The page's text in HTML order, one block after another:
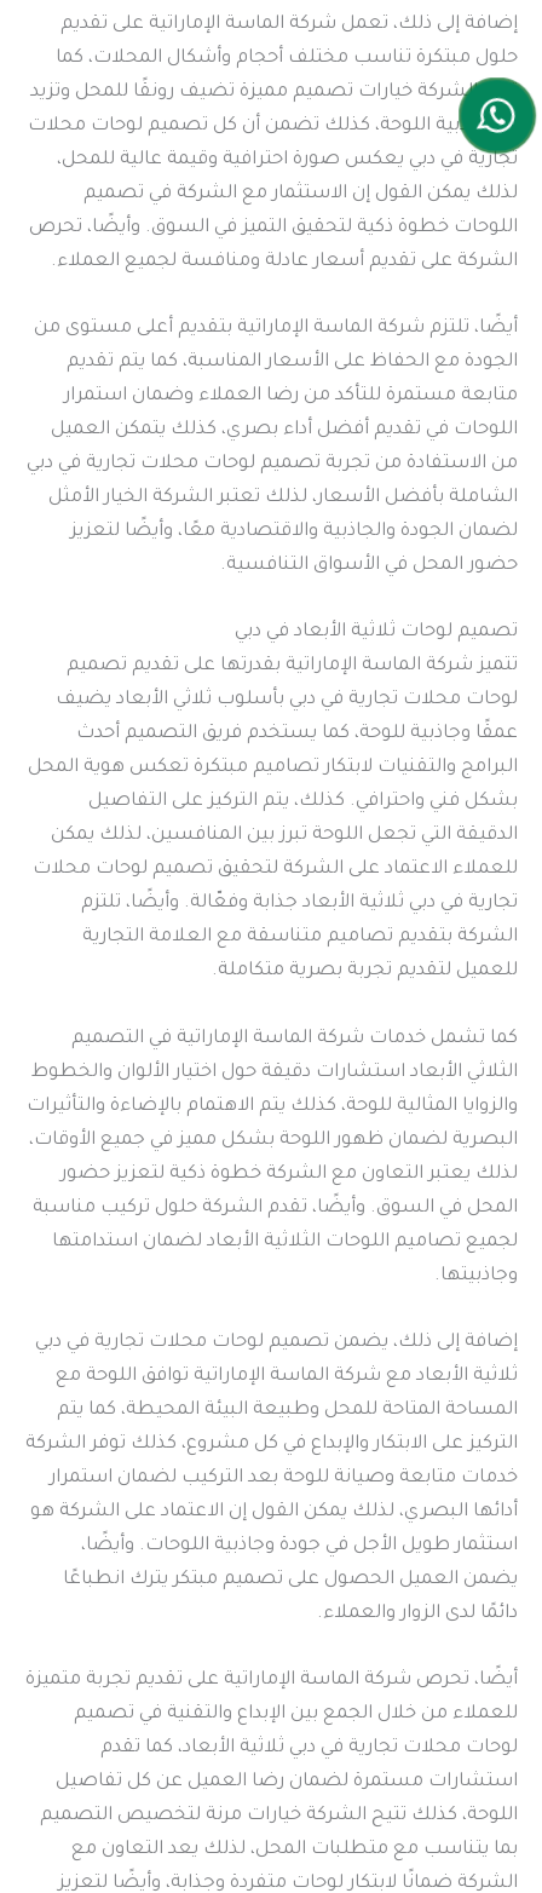
إضافة إلى ذلك، تعمل شركة الماسة الإماراتية على تقديم
حلول مبتكرة تناسب مختلف أحجام وأشكال المحلات، كما
توفر الشركة خيارات تصميم مميزة تضيف رونقًا للمحل وتزيد
من جاذبية اللوحة، كذلك تضمن أن كل تصميم لوحات محلات
تجارية في دبي يعكس صورة احترافية وقيمة عالية للمحل،
لذلك يمكن القول إن الاستثمار مع الشركة في تصميم
اللوحات خطوة ذكية لتحقيق التميز في السوق. وأيضًا، تحرص
الشركة على تقديم أسعار عادلة ومنافسة لجميع العملاء.
أيضًا، تلتزم شركة الماسة الإماراتية بتقديم أعلى مستوى من
الجودة مع الحفاظ على الأسعار المناسبة، كما يتم تقديم
متابعة مستمرة للتأكد من رضا العملاء وضمان استمرار
اللوحات في تقديم أفضل أداء بصري، كذلك يتمكن العميل
من الاستفادة من تجربة تصميم لوحات محلات تجارية في دبي
الشاملة بأفضل الأسعار، لذلك تعتبر الشركة الخيار الأمثل
لضمان الجودة والجاذبية والاقتصادية معًا، وأيضًا لتعزيز
حضور المحل في الأسواق التنافسية.
تصميم لوحات ثلاثية الأبعاد في دبي
تتميز شركة الماسة الإماراتية بقدرتها على تقديم تصميم
لوحات محلات تجارية في دبي بأسلوب ثلاثي الأبعاد يضيف
عمقًا وجاذبية للوحة، كما يستخدم فريق التصميم أحدث
البرامج والتقنيات لابتكار تصاميم مبتكرة تعكس هوية المحل
بشكل فني واحترافي. كذلك، يتم التركيز على التفاصيل
الدقيقة التي تجعل اللوحة تبرز بين المنافسين، لذلك يمكن
للعملاء الاعتماد على الشركة لتحقيق تصميم لوحات محلات
تجارية في دبي ثلاثية الأبعاد جذابة وفعّالة. وأيضًا، تلتزم
الشركة بتقديم تصاميم متناسقة مع العلامة التجارية
للعميل لتقديم تجربة بصرية متكاملة.
كما تشمل خدمات شركة الماسة الإماراتية في التصميم
الثلاثي الأبعاد استشارات دقيقة حول اختيار الألوان والخطوط
والزوايا المثالية للوحة، كذلك يتم الاهتمام بالإضاءة والتأثيرات
البصرية لضمان ظهور اللوحة بشكل مميز في جميع الأوقات،
لذلك يعتبر التعاون مع الشركة خطوة ذكية لتعزيز حضور
المحل في السوق. وأيضًا، تقدم الشركة حلول تركيب مناسبة
لجميع تصاميم اللوحات الثلاثية الأبعاد لضمان استدامتها
وجاذبيتها.
إضافة إلى ذلك، يضمن تصميم لوحات محلات تجارية في دبي
ثلاثية الأبعاد مع شركة الماسة الإماراتية توافق اللوحة مع
المساحة المتاحة للمحل وطبيعة البيئة المحيطة، كما يتم
التركيز على الابتكار والإبداع في كل مشروع، كذلك توفر الشركة
خدمات متابعة وصيانة للوحة بعد التركيب لضمان استمرار
أدائها البصري، لذلك يمكن القول إن الاعتماد على الشركة هو
استثمار طويل الأجل في جودة وجاذبية اللوحات. وأيضًا،
يضمن العميل الحصول على تصميم مبتكر يترك انطباعًا
دائمًا لدى الزوار والعملاء.
أيضًا، تحرص شركة الماسة الإماراتية على تقديم تجربة متميزة
للعملاء من خلال الجمع بين الإبداع والتقنية في تصميم
لوحات محلات تجارية في دبي ثلاثية الأبعاد، كما تقدم
استشارات مستمرة لضمان رضا العميل عن كل تفاصيل
اللوحة، كذلك تتيح الشركة خيارات مرنة لتخصيص التصميم
بما يتناسب مع متطلبات المحل، لذلك يعد التعاون مع
الشركة ضمانًا لابتكار لوحات متفردة وجذابة، وأيضًا لتعزيز